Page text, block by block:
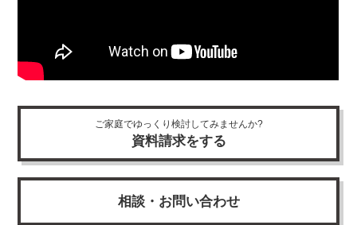
ご家庭でゆっくり検討してみませんか?
資料請求をする
相談・お問い合わせ